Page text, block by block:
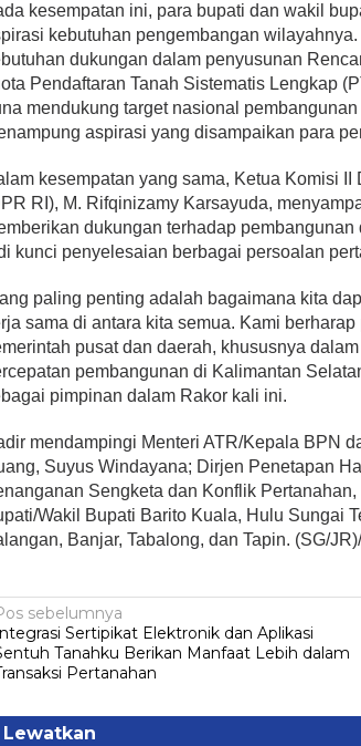
kesempatan ini, para bupati dan wakil
kebutuhan pengembangan
dukungan dalam penyusunan
Pendaftaran Tanah Sistematis Lengkap
mendukung target nasional
aspirasi yang disampaikan para
kesempatan yang sama, Ketua Komisi
RI), M. Rifqinizamy Karsayuda,
dukungan terhadap
kunci penyelesaian berbagai persoalan
paling penting adalah bagaimana kita
sama di antara kita semua. Kami
pusat dan daerah, khususnya
pembangunan di Kalimantan
pimpinan dalam Rakor kali ini.
mendampingi Menteri ATR/Kepala BPN
Suyus Windayana; Dirjen Penetapan
Sengketa dan Konflik
Wakil Bupati Barito Kuala, Hulu Sungai
Banjar, Tabalong, dan Tapin. (SG/
sebelumnya
Integrasi Sertipikat Elektronik dan Aplikasi
Tanahku Berikan Manfaat Lebih dalam
Pertanahan